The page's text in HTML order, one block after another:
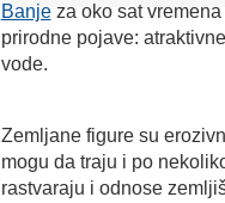
Banjeza oko sat
prirodne pojave:
vode.
Zemljane figure su
mogu da traju i po
rastvaraju i odnose